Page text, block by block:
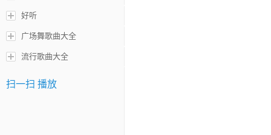
好听
广场舞歌曲大全
流行歌曲大全
扫一扫 播放